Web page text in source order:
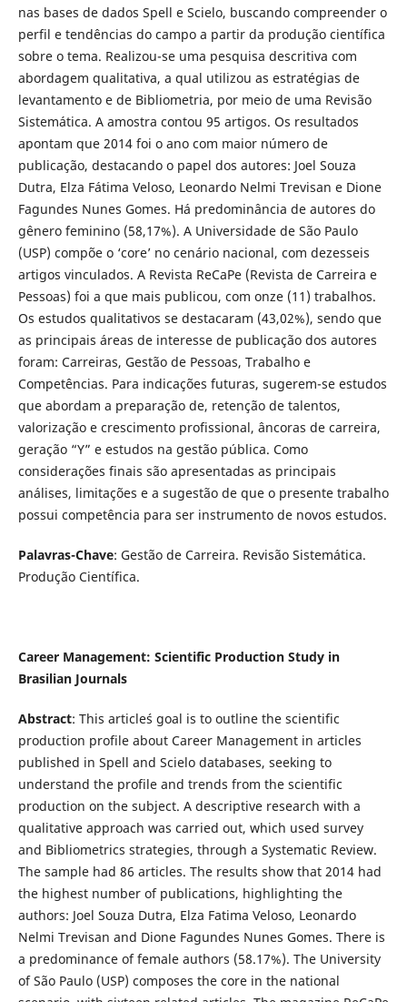
nas bases de dados Spell e Scielo, buscando compreender o
perfil e tendências do campo a partir da produção científica
sobre o tema. Realizou-se uma pesquisa descritiva com
abordagem qualitativa, a qual utilizou as estratégias de
levantamento e de Bibliometria, por meio de uma Revisão
Sistemática. A amostra contou 95 artigos. Os resultados
apontam que 2014 foi o ano com maior número de
publicação, destacando o papel dos autores: Joel Souza
Dutra, Elza Fátima Veloso, Leonardo Nelmi Trevisan e Dione
Fagundes Nunes Gomes. Há predominância de autores do
gênero feminino (58,17%). A Universidade de São Paulo
(USP) compõe o ‘core’ no cenário nacional, com dezesseis
artigos vinculados. A Revista ReCaPe (Revista de Carreira e
Pessoas) foi a que mais publicou, com onze (11) trabalhos.
Os estudos qualitativos se destacaram (43,02%), sendo que
as principais áreas de interesse de publicação dos autores
foram: Carreiras, Gestão de Pessoas, Trabalho e
Competências. Para indicações futuras, sugerem-se estudos
que abordam a preparação de, retenção de talentos,
valorização e crescimento profissional, âncoras de carreira,
geração “Y” e estudos na gestão pública. Como
considerações finais são apresentadas as principais
análises, limitações e a sugestão de que o presente trabalho
possui competência para ser instrumento de novos estudos.
Palavras-Chave: Gestão de Carreira. Revisão Sistemática.
Produção Científica.
Career Management: Scientific Production Study in
Brasilian Journals
Abstract: This article´s goal is to outline the scientific
production profile about Career Management in articles
published in Spell and Scielo databases, seeking to
understand the profile and trends from the scientific
production on the subject. A descriptive research with a
qualitative approach was carried out, which used survey
and Bibliometrics strategies, through a Systematic Review.
The sample had 86 articles. The results show that 2014 had
the highest number of publications, highlighting the
authors: Joel Souza Dutra, Elza Fatima Veloso, Leonardo
Nelmi Trevisan and Dione Fagundes Nunes Gomes. There is
a predominance of female authors (58.17%). The University
of São Paulo (USP) composes the core in the national